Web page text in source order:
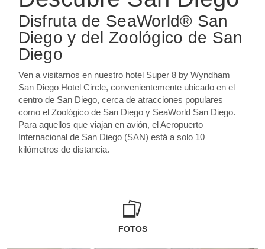
Disfruta de SeaWorld® San
Diego y del Zoológico de San
Diego
Ven a visitarnos en nuestro hotel Super 8 by Wyndham
San Diego Hotel Circle, convenientemente ubicado en el
centro de San Diego, cerca de atracciones populares
como el Zoológico de San Diego y SeaWorld San Diego.
Para aquellos que viajan en avión, el Aeropuerto
Internacional de San Diego (SAN) está a solo 10
kilómetros de distancia.
FOTOS